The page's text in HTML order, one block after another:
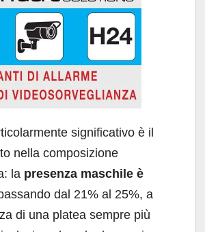
significativo è il
nella composizione
la presenza maschile è
dal 21% al 25%, a
di una platea sempre più